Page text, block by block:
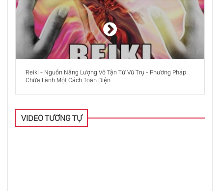
Những Điều Căn Bản Cần Biết Về Bệnh Mù
Cảm Xúc
Siêu Cảm Xúc Trong Bạn Là Gì?
Tôi Lười Biếng, Chúng Ta Lười Biếng, Mọi
Vượt Qua Trầm Cảm
Reiki - Nguồn Năng Lượng Vô Tận Từ Vũ Trụ - Phương Pháp
Chữa Lành Một Cách Toàn Diện
VIDEO TƯƠNG TỰ